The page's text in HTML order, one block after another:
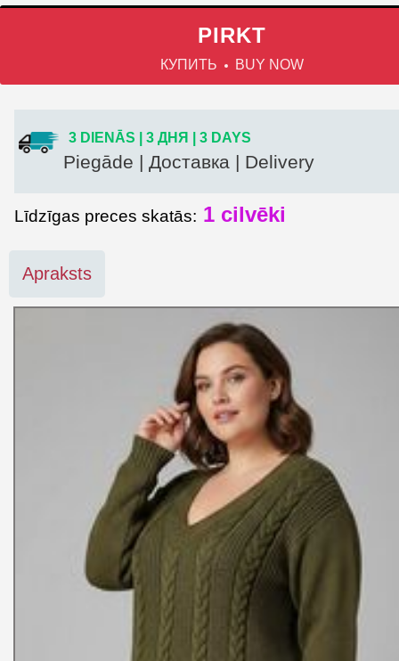
PIRKT
КУПИТЬ BUY NOW
3 DIENĀS | 3 ДНЯ | 3 DAYS
Piegāde | Доставка | Delivery
Līdzīgas preces skatās: 1 cilvēki
Apraksts